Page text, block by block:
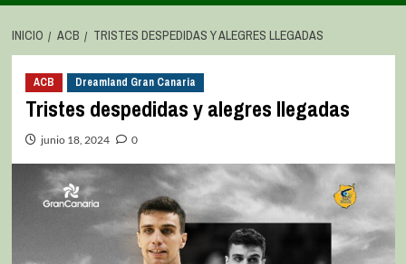
INICIO ACB TRISTES DESPEDIDAS Y ALEGRES LLEGADAS
ACB Dreamland Gran Canaria
Tristes despedidas y alegres llegadas
junio 18, 2024 0